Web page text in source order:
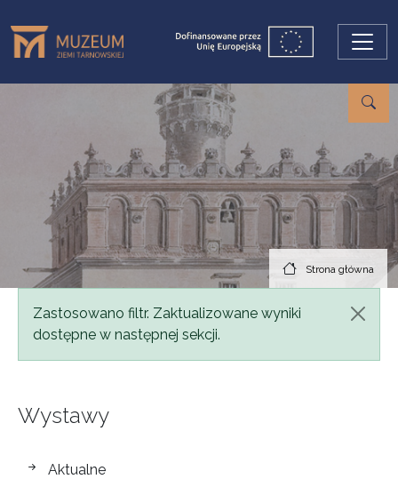
Strona główna
Komunikat
Zastosowano filtr. Zaktualizowane wyniki
dostępne w następnej sekcji.
Wystawy
wystawy
Aktualne